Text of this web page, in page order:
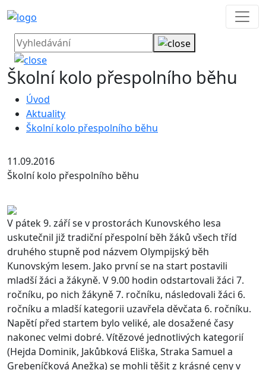
Školní kolo přespolního běhu
Úvod
Aktuality
Školní kolo přespolního běhu
11.09.2016
Školní kolo přespolního běhu
V pátek 9. září se v prostorách Kunovského lesa
uskutečnil již tradiční přespolní běh žáků všech tříd
druhého stupně pod názvem Olympijský běh
Kunovským lesem. Jako první se na start postavili
mladší žáci a žákyně. V 9.00 hodin odstartovali žáci 7.
ročníku, po nich žákyně 7. ročníku, následovali žáci 6.
ročníku a mladší kategorii uzavřela děvčata 6. ročníku.
Napětí před startem bylo veliké, ale dosažené časy
nakonec velmi dobré. Vítězové jednotlivých kategorií
(Hejda Dominik, Jakůbková Eliška, Straka Samuel a
Grebeníčková Anežka) se mohli těšit z krásné ceny v